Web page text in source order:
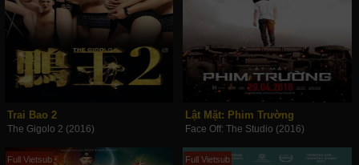
Trai Bao 2
The Gigolo 2 (2016)
Lật Mặt: Phim Trường
Face Off: The Studio (2016)
Full Vietsub Full Vietsub